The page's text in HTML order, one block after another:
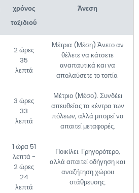
χρόνος
ταξιδιού
Άνεση
2 ώρες
35
λεπτά
Μέτρια (Μέση).Άνετο αν
θέλετε να κάτσετε
αναπαυτικά και να
απολαύσετε το τοπίο.
3 ώρες
33
λεπτά
Μέτριο (Μέσο). Συνδέει
απευθείας τα κέντρα των
πόλεων, αλλά μπορεί να
απαιτεί μεταφορές.
1 ώρα 51
λεπτά -
2 ώρες
24
λεπτά
Ποικίλει. Γρηγορότερο,
αλλά απαιτεί οδήγηση και
αναζήτηση χώρου
στάθμευσης.